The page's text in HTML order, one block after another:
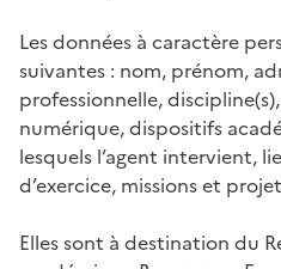
Les données à caractère
suivantes : nom, prénom,
professionnelle,
numérique, dispositifs
lesquels l’agent intervient,
d’exercice, missions et
Elles sont à destination du